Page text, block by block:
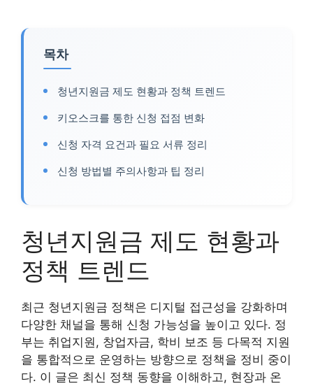
목차
청년지원금 제도 현황과 정책 트렌드
키오스크를 통한 신청 접점 변화
신청 자격 요건과 필요 서류 정리
신청 방법별 주의사항과 팁 정리
청년지원금 제도 현황과
정책 트렌드
최근 청년지원금 정책은 디지털 접근성을 강화하며
다양한 채널을 통해 신청 가능성을 높이고 있다. 정
부는 취업지원, 창업자금, 학비 보조 등 다목적 지원
을 통합적으로 운영하는 방향으로 정책을 정비 중이
다. 이 글은 최신 정책 동향을 이해하고, 현장과 온